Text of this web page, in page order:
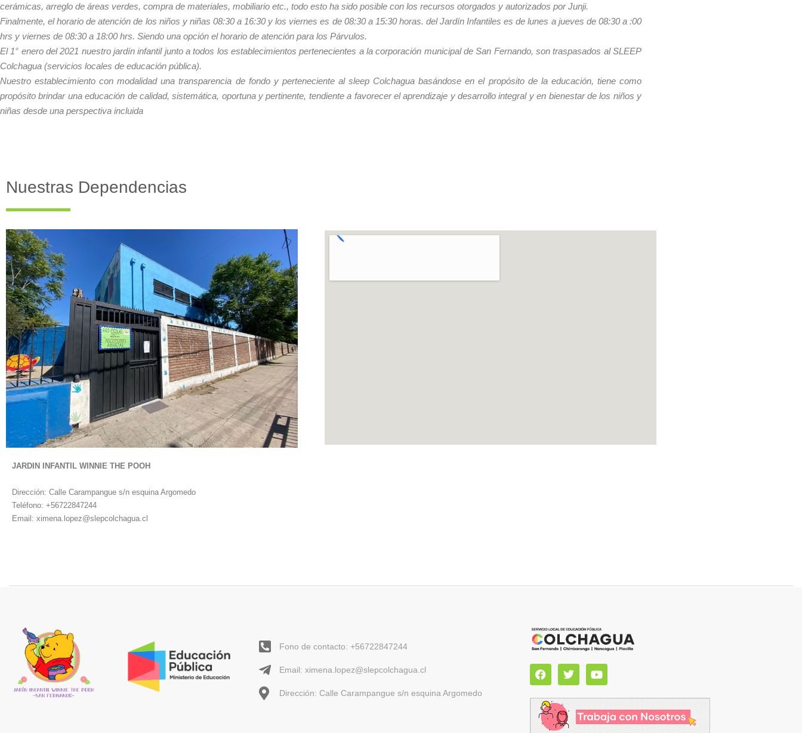
cerámicas, arreglo de áreas verdes, compra de materiales, mobiliario etc., todo esto ha sido posible con los recursos otorgados y autorizados por Junji.
Finalmente, el horario de atención de los niños y niñas 08:30 a 16:30 y los viernes es de 08:30 a 15:30 horas. del Jardín Infantiles es de lunes a jueves de 08:30 a :00
hrs y viernes de 08:30 a 18:00 hrs. Siendo una opción el horario de atención para los Párvulos.
El 1° enero del 2021 nuestro jardín infantil junto a todos los establecimientos pertenecientes a la corporación municipal de San Fernando, son traspasados al SLEEP
Colchagua (servicios locales de educación pública).
Nuestro establecimiento con modalidad una transparencia de fondo y perteneciente al sleep Colchagua basándose en el propósito de la educación, tiene como
propósito brindar una educación de calidad, sistemática, oportuna y pertinente, tendiente a favorecer el aprendizaje y desarrollo integral y en bienestar de los niños y
niñas desde una perspectiva incluida
Nuestras Dependencias
JARDIN INFANTIL WINNIE THE POOH
Dirección: Calle Carampangue s/n esquina Argomedo
Teléfono: +56722847244
Email: ximena.lopez@slepcolchagua.cl
Fono de contacto: +56722847244
Email: ximena.lopez@slepcolchagua.cl
Dirección: Calle Carampangue s/n esquina Argomedo